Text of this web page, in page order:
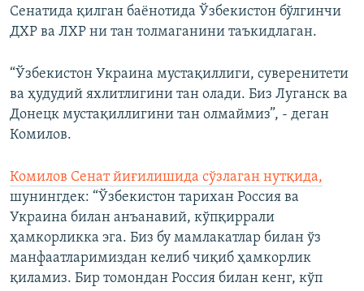
Сенатида қилган баёнотида Ўзбекистон бўлгинчи
ДХР ва ЛХР ни тан толмаганини таъкидлаган.
“Ўзбекистон Украина мустақиллиги, суверенитети
ва ҳудудий яхлитлигини тан олади. Биз Луганск ва
Донецк мустақиллигини тан олмаймиз”, - деган
Комилов.
Комилов Сенат йиғилишида сўзлаган нутқида,
шунингдек: “Ўзбекистон тарихан Россия ва
Украина билан анъанавий, кўпқиррали
ҳамкорликка эга. Биз бу мамлакатлар билан ўз
манфаатларимиздан келиб чиқиб ҳамкорлик
қиламиз. Бир томондан Россия билан кенг, кўп